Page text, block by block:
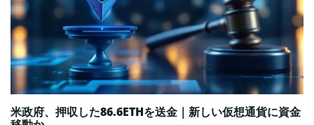
米政府、押収した86.6ETHを送金｜新しい仮想通貨に資金